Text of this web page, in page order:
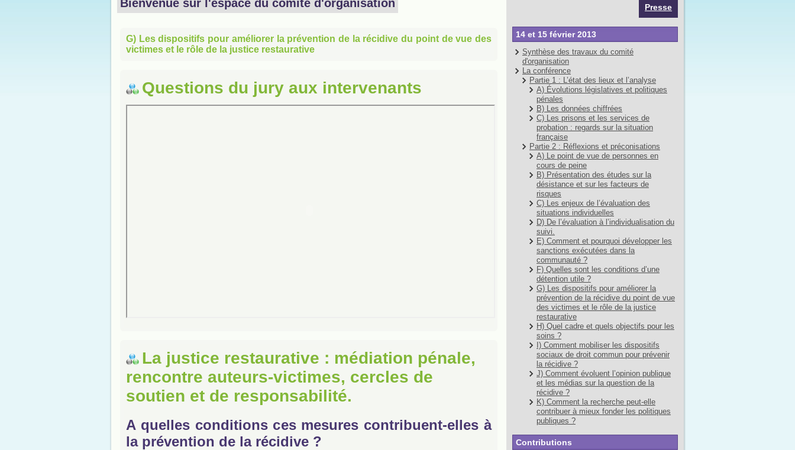
Bienvenue sur l'espace du comité d'organisation
G) Les dispositifs pour améliorer la prévention de la récidive du point de vue des
victimes et le rôle de la justice restaurative
Questions du jury aux intervenants
La justice restaurative : médiation pénale,
rencontre auteurs-victimes, cercles de
soutien et de responsabilité.
A quelles conditions ces mesures contribuent-elles à
la prévention de la récidive ?
Presse
14 et 15 février 2013
Synthèse des travaux du comité
d'organisation
La conférence
Partie 1 : L’état des lieux et l’analyse
A) Évolutions législatives et politiques
pénales
B) Les données chiffrées
C) Les prisons et les services de
probation : regards sur la situation
française
Partie 2 : Réflexions et préconisations
A) Le point de vue de personnes en
cours de peine
B) Présentation des études sur la
désistance et sur les facteurs de
risques
C) Les enjeux de l’évaluation des
situations individuelles
D) De l’évaluation à l’individualisation du
suivi.
E) Comment et pourquoi développer les
sanctions exécutées dans la
communauté ?
F) Quelles sont les conditions d’une
détention utile ?
G) Les dispositifs pour améliorer la
prévention de la récidive du point de vue
des victimes et le rôle de la justice
restaurative
H) Quel cadre et quels objectifs pour les
soins ?
I) Comment mobiliser les dispositifs
sociaux de droit commun pour prévenir
la récidive ?
J) Comment évoluent l’opinion publique
et les médias sur la question de la
récidive ?
K) Comment la recherche peut-elle
contribuer à mieux fonder les politiques
publiques ?
Contributions